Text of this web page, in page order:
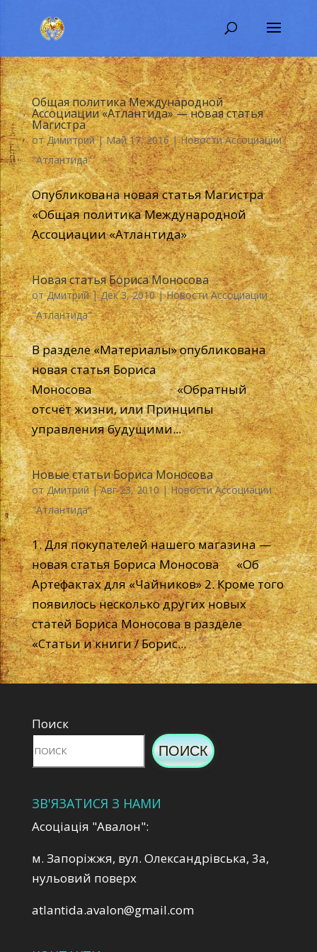
Общая политика Международной
Ассоциации «Атлантида» — новая статья
Магистра
отДимитрий|Май 17, 2016|Новости Ассоциации
"Атлантида"
Опубликована новая статья Магистра
«Общая политика Международной
Ассоциации «Атлантида»
Новая статья Бориса Моносова
отДмитрий|Дек 3, 2010|Новости Ассоциации
"Атлантида"
В разделе «Материалы» опубликована
новая статья Бориса
Моносова «Обратный
отсчёт жизни, или Принципы
управления будущими...
Новые статьи Бориса Моносова
отДмитрий|Авг 23, 2010|Новости Ассоциации
"Атлантида"
1. Для покупателей нашего магазина —
новая статья Бориса Моносова «Об
Артефактах для «Чайников» 2. Кроме того
появилось несколько других новых
статей Бориса Моносова в разделе
«Статьи и книги / Борис...
Поиск
ПОИСК
ЗВ'ЯЗАТИСЯ З НАМИ
Асоціація "Авалон":
м. Запоріжжя, вул. Олександрівська, 3а,
нульовий поверх
atlantida.avalon@gmail.com